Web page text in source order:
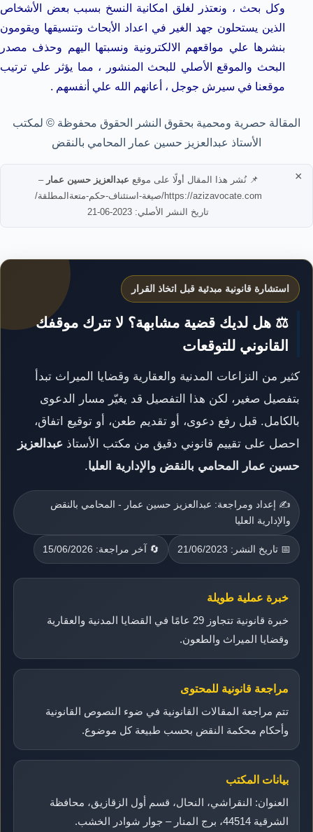
وكل بحث ، ونعتذر لغلق امكانية النسخ بسبب بعض الأشخاص
الذين يستحلون جهد الغير في اعداد الأبحاث وتنسيقها ويقومون
بنشرها علي مواقعهم الالكترونية ونسبتها اليهم وحذف مصدر
البحث والموقع الأصلي للبحث المنشور ، مما يؤثر علي ترتيب
موقعنا في سيرش جوجل ، أعانهم الله علي أنفسهم .
المقالة حصرية ومحمية بحقوق النشر الحقوق محفوظة © لمكتب
الأستاذ عبدالعزيز حسين عمار المحامي بالنقض
📌 نُشر هذا المقال أولًا على موقع عبدالعزيز حسين عمار –
https://azizavocate.com/صيغة-استئناف-حكم-متعةالمطلقة/
تاريخ النشر الأصلي: 2023-06-21
×
استشارة قانونية مبدئية قبل اتخاذ القرار
⚖️ هل لديك قضية مشابهة؟ لا تترك موقفك
القانوني للتوقعات
كثير من النزاعات المدنية والعقارية وقضايا الميراث تبدأ
بتفصيل صغير، لكن هذا التفصيل قد يغيّر مسار الدعوى
بالكامل. قبل رفع دعوى، أو تقديم طعن، أو توقيع اتفاق،
احصل على تقييم قانوني دقيق من مكتب الأستاذ عبدالعزيز
حسين عمار المحامي بالنقض والإدارية العليا.
✍️ إعداد ومراجعة: عبدالعزيز حسين عمار - المحامي بالنقض
والإدارية العليا
📅 تاريخ النشر: 21/06/2023 🔄 آخر مراجعة: 15/06/2026
خبرة عملية طويلة
خبرة قانونية تتجاوز 29 عامًا في القضايا المدنية والعقارية
وقضايا الميراث والطعون.
مراجعة قانونية للمحتوى
تتم مراجعة المقالات القانونية في ضوء النصوص القانونية
وأحكام محكمة النقض بحسب طبيعة كل موضوع.
بيانات المكتب
العنوان: النقراشي، النحال، قسم أول الزقازيق، محافظة
الشرقية 44514، برج المنار – جوار شوادر الخشب.